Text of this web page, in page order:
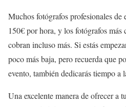
Muchos fotógrafos profesionales de
150€ por hora, y los fotógrafos
cobran incluso más. Si estás
poco más baja, pero recuerda que
evento, también dedicarás tiempo
Una excelente manera de ofrecer a